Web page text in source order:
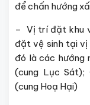
để chấn hướng
– Vị trí đặt khu
đặt vệ sinh tại vị
đó là các hướng
(cung Lục Sát);
(cung Hoạ Hại)